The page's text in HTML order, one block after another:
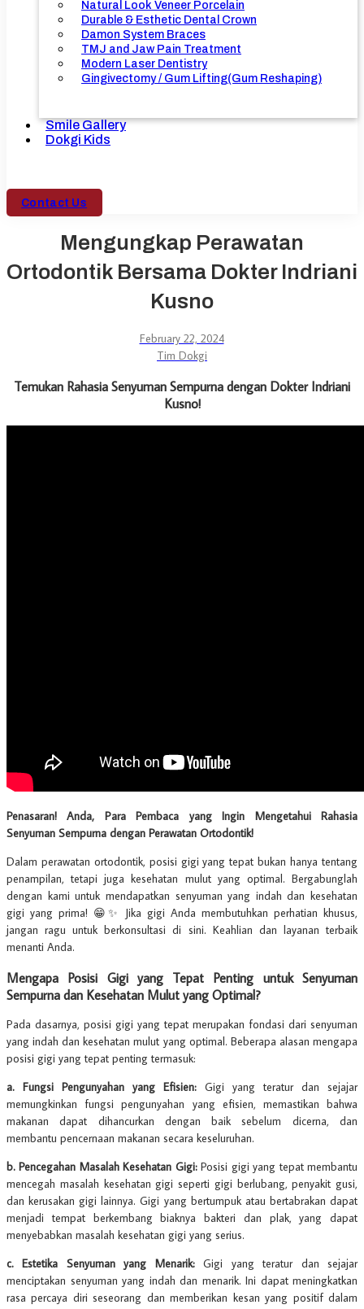
Natural Look Veneer Porcelain
Durable & Esthetic Dental Crown
Damon System Braces
TMJ and Jaw Pain Treatment
Modern Laser Dentistry
Gingivectomy / Gum Lifting(Gum Reshaping)
Smile Gallery
Dokgi Kids
Contact Us
Mengungkap Perawatan
Ortodontik Bersama Dokter Indriani
Kusno
February 22, 2024
Tim Dokgi
Temukan Rahasia Senyuman Sempurna dengan Dokter Indriani
Kusno!
Penasaran! Anda, Para Pembaca yang Ingin Mengetahui Rahasia
Senyuman Sempurna dengan Perawatan Ortodontik!
Dalam perawatan ortodontik, posisi gigi yang tepat bukan hanya tentang
penampilan, tetapi juga kesehatan mulut yang optimal. Bergabunglah
dengan kami untuk mendapatkan senyuman yang indah dan kesehatan
gigi yang prima! 😁✨ Jika gigi Anda membutuhkan perhatian khusus,
jangan ragu untuk berkonsultasi di sini. Keahlian dan layanan terbaik
menanti Anda.
Mengapa Posisi Gigi yang Tepat Penting untuk Senyuman
Sempurna dan Kesehatan Mulut yang Optimal?
Pada dasarnya, posisi gigi yang tepat merupakan fondasi dari senyuman
yang indah dan kesehatan mulut yang optimal. Beberapa alasan mengapa
posisi gigi yang tepat penting termasuk:
a. Fungsi Pengunyahan yang Efisien: Gigi yang teratur dan sejajar
memungkinkan fungsi pengunyahan yang efisien, memastikan bahwa
makanan dapat dihancurkan dengan baik sebelum dicerna, dan
membantu pencernaan makanan secara keseluruhan.
b. Pencegahan Masalah Kesehatan Gigi:Posisi gigi yang tepat membantu
mencegah masalah kesehatan gigi seperti gigi berlubang, penyakit gusi,
dan kerusakan gigi lainnya. Gigi yang bertumpuk atau bertabrakan dapat
menjadi tempat berkembang biaknya bakteri dan plak, yang dapat
menyebabkan masalah kesehatan gigi yang serius.
c. Estetika Senyuman yang Menarik:Gigi yang teratur dan sejajar
menciptakan senyuman yang indah dan menarik. Ini dapat meningkatkan
rasa percaya diri seseorang dan memberikan kesan yang positif dalam